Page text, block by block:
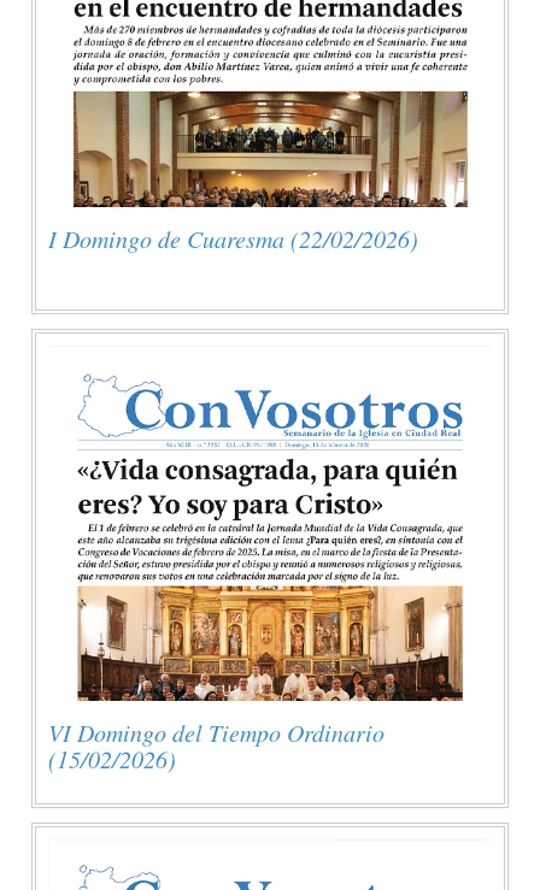
I Domingo de Cuaresma (22/02/2026)
VI Domingo del Tiempo Ordinario
(15/02/2026)